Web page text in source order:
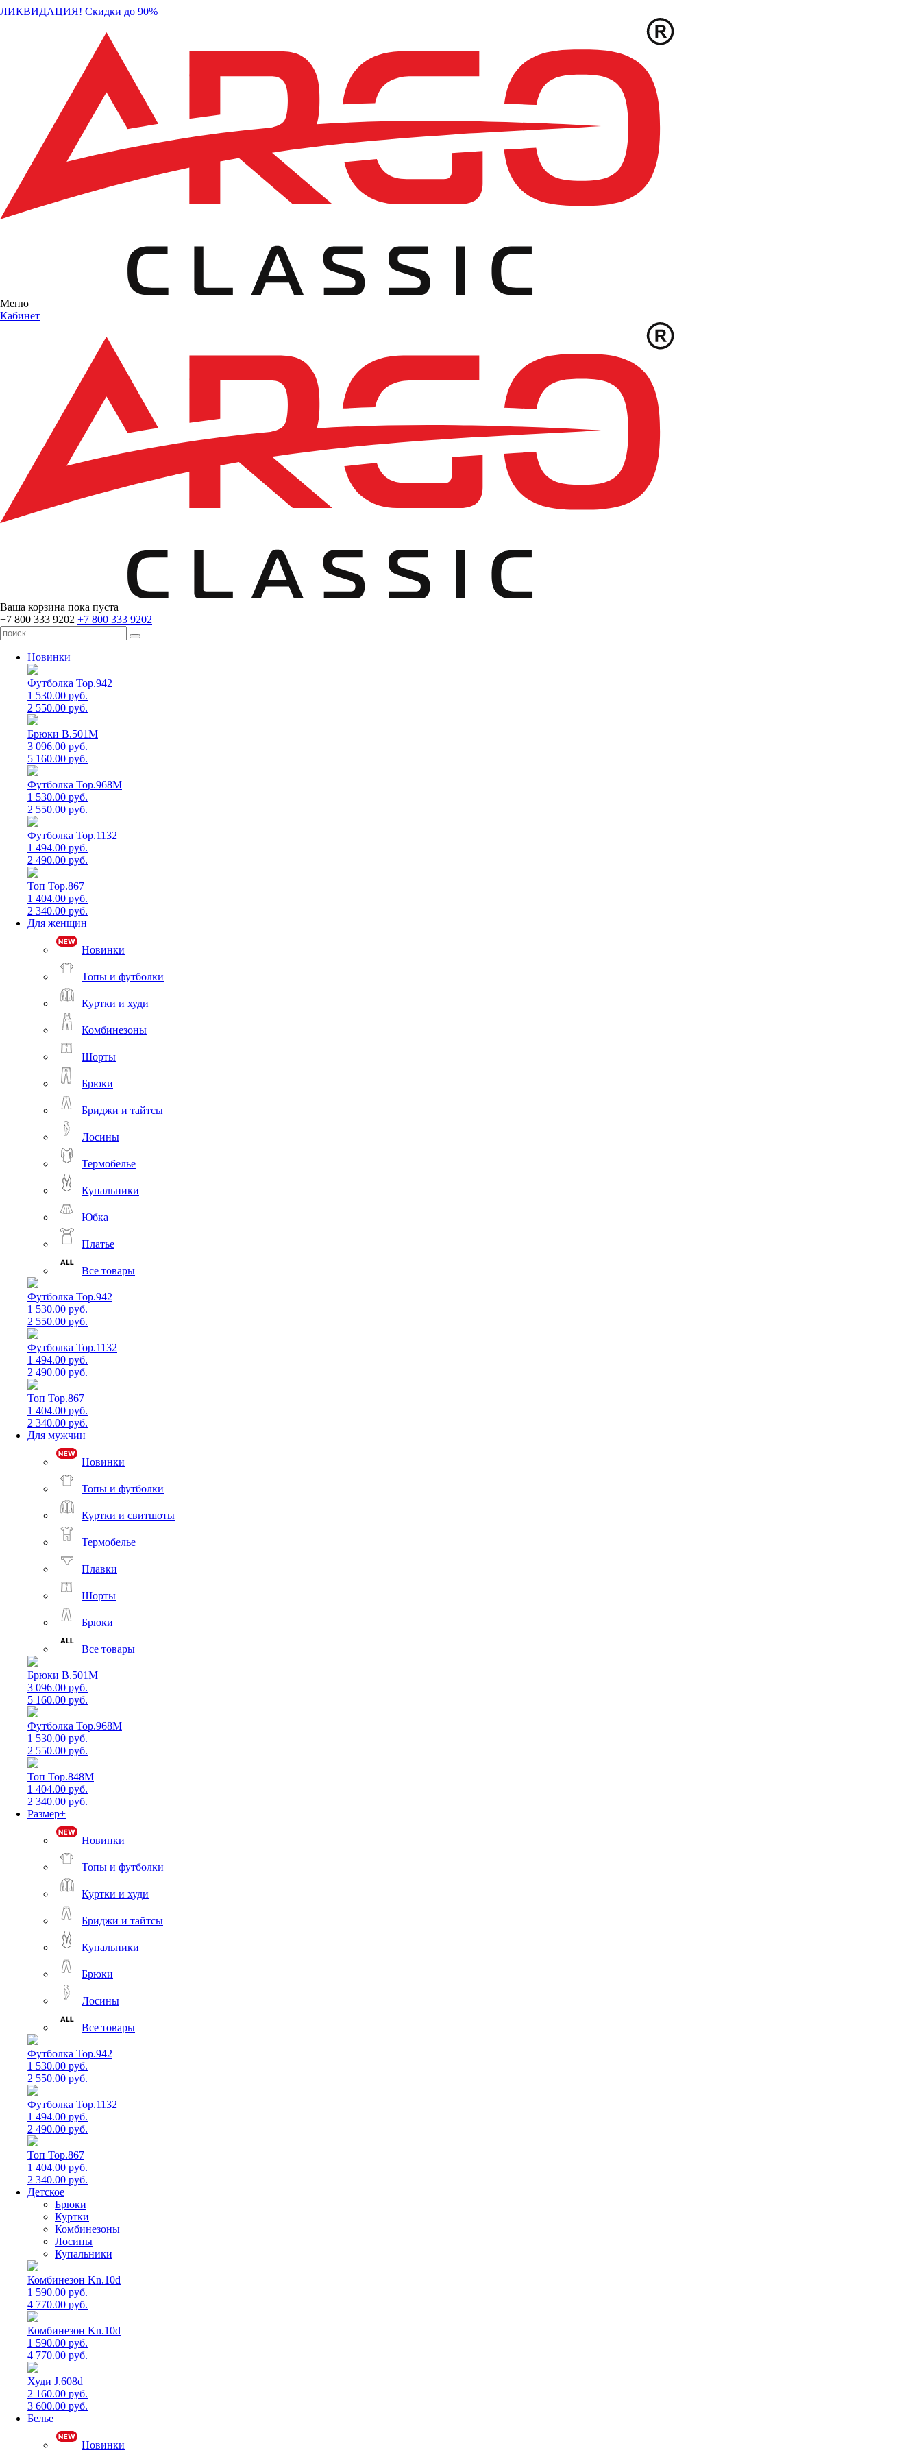
ЛИКВИДАЦИЯ! Скидки до 90%
Меню
Кабинет
Ваша корзина пока пуста
+7 800 333 9202 +7 800 333 9202
Новинки
Футболка Top.942
1 530.00 руб.
2 550.00 руб.
Брюки B.501M
3 096.00 руб.
5 160.00 руб.
Футболка Top.968M
1 530.00 руб.
2 550.00 руб.
Футболка Top.1132
1 494.00 руб.
2 490.00 руб.
Топ Top.867
1 404.00 руб.
2 340.00 руб.
Для женщин
Новинки
Топы и футболки
Куртки и худи
Комбинезоны
Шорты
Брюки
Бриджи и тайтсы
Лосины
Термобелье
Купальники
Юбка
Платье
Все товары
Футболка Top.942
1 530.00 руб.
2 550.00 руб.
Футболка Top.1132
1 494.00 руб.
2 490.00 руб.
Топ Top.867
1 404.00 руб.
2 340.00 руб.
Для мужчин
Новинки
Топы и футболки
Куртки и свитшоты
Термобелье
Плавки
Шорты
Брюки
Все товары
Брюки B.501M
3 096.00 руб.
5 160.00 руб.
Футболка Top.968M
1 530.00 руб.
2 550.00 руб.
Топ Top.848M
1 404.00 руб.
2 340.00 руб.
Размер+
Новинки
Топы и футболки
Куртки и худи
Бриджи и тайтсы
Купальники
Брюки
Лосины
Все товары
Футболка Top.942
1 530.00 руб.
2 550.00 руб.
Футболка Top.1132
1 494.00 руб.
2 490.00 руб.
Топ Top.867
1 404.00 руб.
2 340.00 руб.
Детское
Брюки
Куртки
Комбинезоны
Лосины
Купальники
Комбинезон Kn.10d
1 590.00 руб.
4 770.00 руб.
Комбинезон Kn.10d
1 590.00 руб.
4 770.00 руб.
Худи J.608d
2 160.00 руб.
3 600.00 руб.
Белье
Новинки